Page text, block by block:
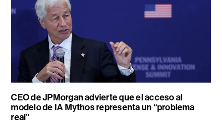
CEO de JPMorgan advierte que el acceso al
modelo de IA Mythos representa un “problema
real”